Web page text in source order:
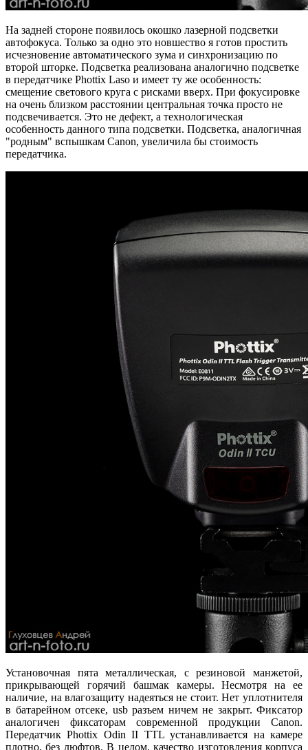
На задней стороне появилось окошко лазерной подсветки
автофокуса. Только за одно это новшество я готов простить
исчезновение автоматического зума и синхронизацию по
второй шторке. Подсветка реализована аналогично подсветке
в передатчике Phottix Laso и имеет ту же особенность:
смещение светового круга с рисками вверх. При фокусировке
на очень близком расстоянии центральная точка просто не
подсвечивается. Это не дефект, а технологическая
особенность данного типа подсветки. Подсветка, аналогичная
"родным" вспышкам Canon, увеличила бы стоимость
передатчика.
Установочная пята металлическая, с резиновой манжетой,
прикрывающей горячий башмак камеры. Несмотря на ее
наличие, на влагозащиту надеяться не стоит. Нет уплотнителя
в батарейном отсеке, usb разъем ничем не закрыт. Фиксатор
аналогичен фиксаторам современной продукции Canon.
Передатчик Phottix Odin II TTL устанавливается на камере
плотно, без люфтов. В целом, качество изготовления корпуса